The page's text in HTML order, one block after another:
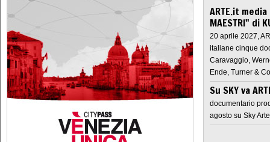
ARTE.it
MAESTRI" di
20 aprile 2027,
italiane cinque
Caravaggio,
Ende, Turner &
Su SKY va
documentario
agosto su Sky Arte